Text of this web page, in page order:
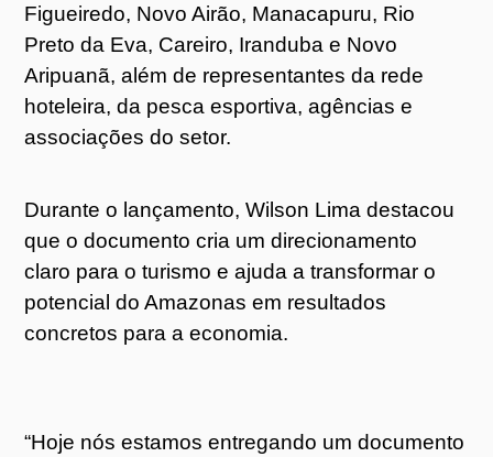
Figueiredo, Novo Airão, Manacapuru, Rio
Preto da Eva, Careiro, Iranduba e Novo
Aripuanã, além de representantes da rede
hoteleira, da pesca esportiva, agências e
associações do setor.
Durante o lançamento, Wilson Lima destacou
que o documento cria um direcionamento
claro para o turismo e ajuda a transformar o
potencial do Amazonas em resultados
concretos para a economia.
“Hoje nós estamos entregando um documento